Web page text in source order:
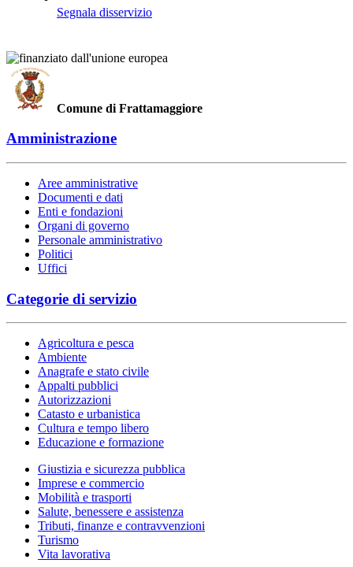
Segnala disservizio
Comune di Frattamaggiore
Amministrazione
Aree amministrative
Documenti e dati
Enti e fondazioni
Organi di governo
Personale amministrativo
Politici
Uffici
Categorie di servizio
Agricoltura e pesca
Ambiente
Anagrafe e stato civile
Appalti pubblici
Autorizzazioni
Catasto e urbanistica
Cultura e tempo libero
Educazione e formazione
Giustizia e sicurezza pubblica
Imprese e commercio
Mobilità e trasporti
Salute, benessere e assistenza
Tributi, finanze e contravvenzioni
Turismo
Vita lavorativa